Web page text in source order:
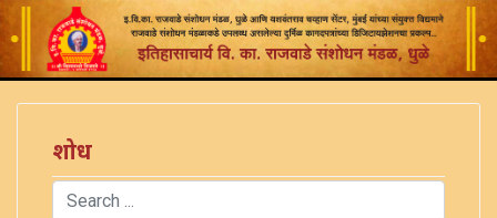
शोध
Search